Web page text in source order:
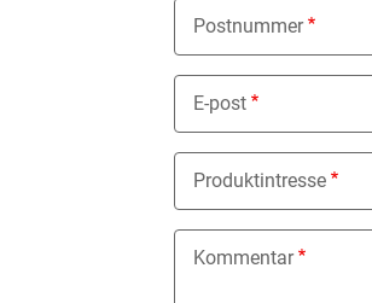
Postnummer
E-post
Produktintresse
Nothing selected
Kommentar